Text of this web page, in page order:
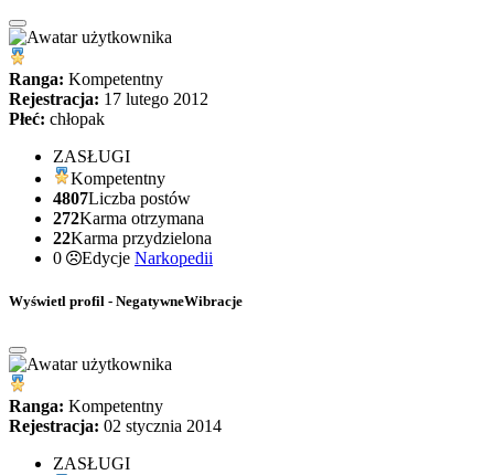
Ranga: Kompetentny
Rejestracja: 17 lutego 2012
Płeć: chłopak
ZASŁUGI
Kompetentny
4807Liczba postów
272Karma otrzymana
22Karma przydzielona
0
Edycje Narkopedii
Wyświetl profil - NegatywneWibracje
Ranga: Kompetentny
Rejestracja: 02 stycznia 2014
ZASŁUGI